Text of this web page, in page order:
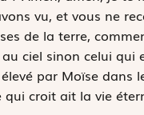
vu, et vous ne
de la terre,
ciel sinon celui qui
par Moïse dans
croit ait la vie